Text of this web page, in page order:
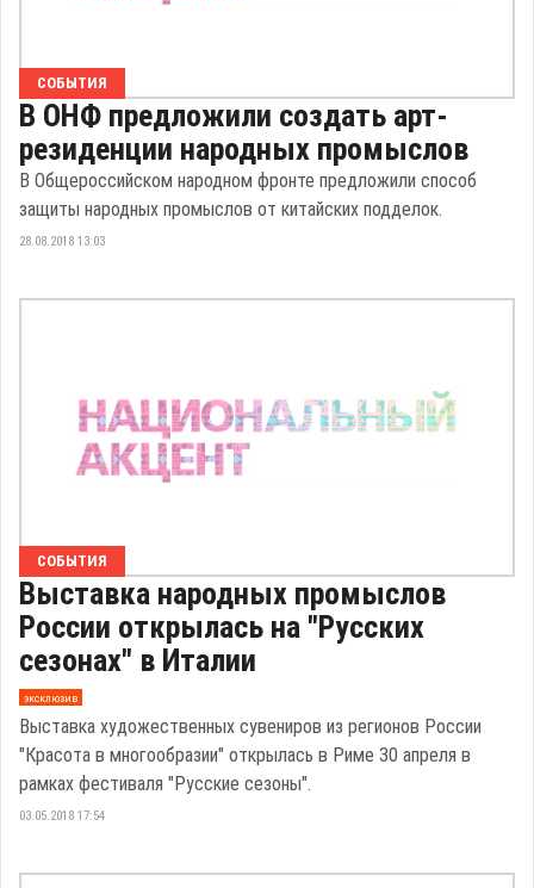
СОБЫТИЯ
В ОНФ предложили создать арт-
резиденции народных промыслов
В Общероссийском народном фронте предложили способ
защиты народных промыслов от китайских подделок.
28.08.2018 13:03
СОБЫТИЯ
Выставка народных промыслов
России открылась на "Русских
сезонах" в Италии
эксклюзив
Выставка художественных сувениров из регионов России
"Красота в многообразии" открылась в Риме 30 апреля в
рамках фестиваля "Русские сезоны".
03.05.2018 17:54